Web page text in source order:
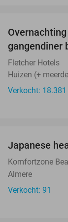
gangendiner
Fletcher Hotels
Huizen (+
Verkocht: 18.381
Japanese
Komfortzone
Almere
Verkocht: 91